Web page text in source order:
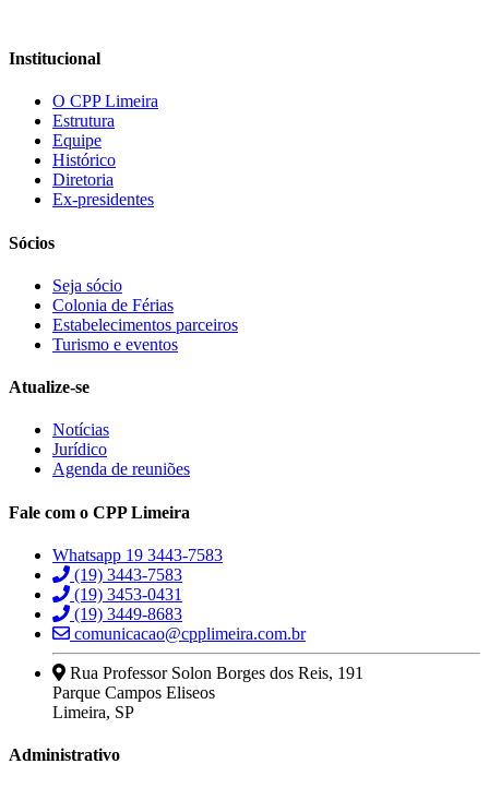
Institucional
O CPP Limeira
Estrutura
Equipe
Histórico
Diretoria
Ex-presidentes
Sócios
Seja sócio
Colonia de Férias
Estabelecimentos parceiros
Turismo e eventos
Atualize-se
Notícias
Jurídico
Agenda de reuniões
Fale com o CPP Limeira
Whatsapp 19 3443-7583
(19) 3443-7583
(19) 3453-0431
(19) 3449-8683
comunicacao@cpplimeira.com.br
Rua Professor Solon Borges dos Reis, 191
Parque Campos Eliseos
Limeira, SP
Administrativo